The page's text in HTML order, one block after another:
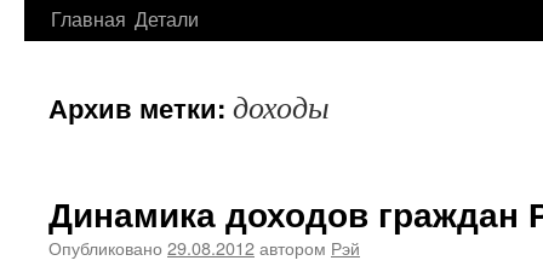
Перейти
содержимому
Главная Детали
Архив метки: доходы
Динамика доходов граждан
Опубликовано 29.08.2012автором Рэй